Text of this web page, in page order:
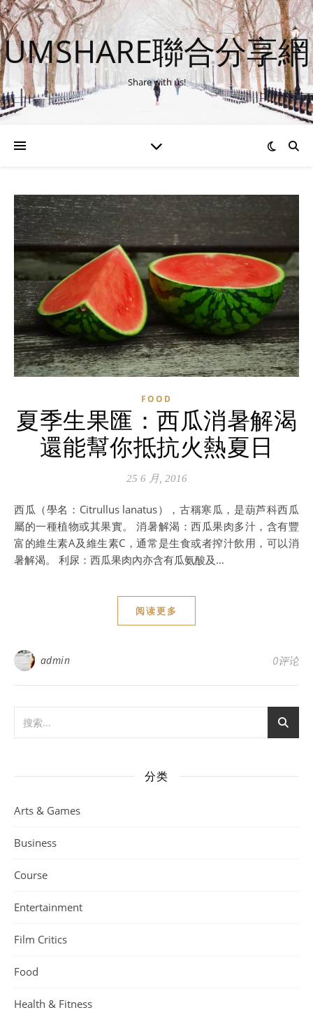
UMSHARE聯合分享網
Share with us!
FOOD
夏季生果匯：西瓜消暑解渴
還能幫你抵抗火熱夏日
25 6 月, 2016
西瓜（學名：Citrullus lanatus），古稱寒瓜，是葫芦科西瓜
屬的一種植物或其果實。 消暑解渴：西瓜果肉多汁，含有豐
富的維生素A及維生素C，通常是生食或者搾汁飲用，可以消
暑解渴。 利尿：西瓜果肉內亦含有瓜氨酸及…
阅读更多
admin 0评论
分类
Arts & Games
Business
Course
Entertainment
Film Critics
Food
Health & Fitness